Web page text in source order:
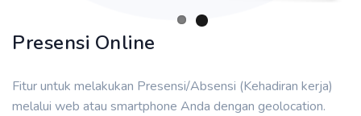
Presensi Online
Fitur untuk melakukan Presensi/Absensi (Kehadiran kerja)
melalui web atau smartphone Anda dengan geolocation.